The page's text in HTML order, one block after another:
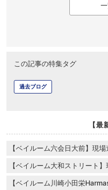
この記事の特集タグ
過去ブログ
【最
【ベイルーム六会日大前】現
【ベイルーム大和ストリー
【ベイルーム川崎小田栄